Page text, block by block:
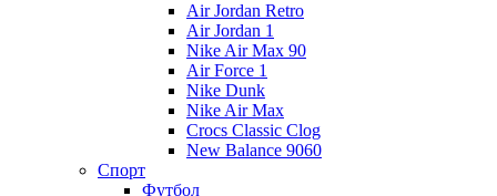
Air Jordan Retro
Air Jordan 1
Nike Air Max 90
Air Force 1
Nike Dunk
Nike Air Max
Crocs Classic Clog
New Balance 9060
Спорт
Футбол